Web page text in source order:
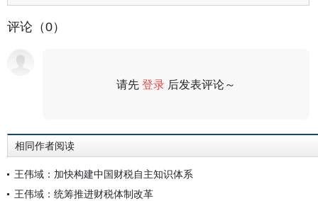
评论（0）
请先登录 后发表评论～
相同作者阅读
王伟域：加快构建中国财税自主知识体系
王伟域：统筹推进财税体制改革